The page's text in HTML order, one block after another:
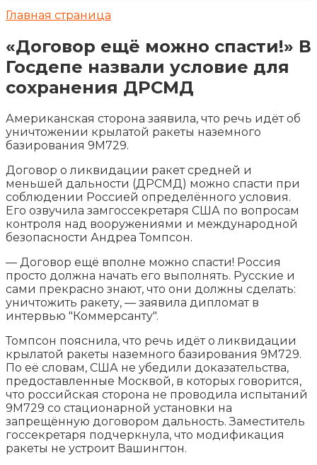
Главная страница
«Договор ещё можно спасти!» В
Госдепе назвали условие для
сохранения ДРСМД
Американская сторона заявила, что речь идёт об
уничтожении крылатой ракеты наземного
базирования 9М729.
Договор о ликвидации ракет средней и
меньшей дальности (ДРСМД) можно спасти при
соблюдении Россией определённого условия.
Его озвучила замгоссекретаря США по вопросам
контроля над вооружениями и международной
безопасности Андреа Томпсон.
— Договор ещё вполне можно спасти! Россия
просто должна начать его выполнять. Русские и
сами прекрасно знают, что они должны сделать:
уничтожить ракету, — заявила дипломат в
интервью "Коммерсанту".
Томпсон пояснила, что речь идёт о ликвидации
крылатой ракеты наземного базирования 9М729.
По её словам, США не убедили доказательства,
предоставленные Москвой, в которых говорится,
что российская сторона не проводила испытаний
9М729 со стационарной установки на
запрещённую договором дальность. Заместитель
госсекретаря подчеркнула, что модификация
ракеты не устроит Вашингтон.